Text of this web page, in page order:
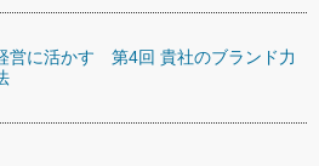
営に活かす 第4回 貴社のブランド力